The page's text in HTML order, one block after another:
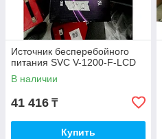
Источник бесперебойного
питания SVC V-1200-F-LCD
В наличии
41 416 ₸
Купить